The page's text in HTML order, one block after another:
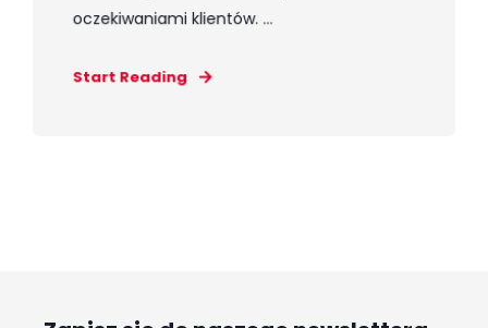
oczekiwaniami klientów. ...
Start Reading